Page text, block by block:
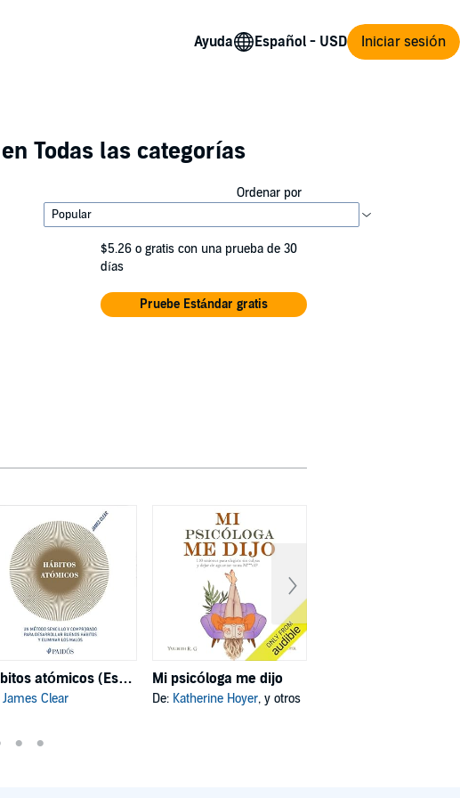
Ayuda Iniciar sesión
en Todas las categorías
Ordenar por
$5.26 o gratis con una prueba de 30
días
Pruebe Estándar gratis
Hábitos atómicos (Español neutro)
James Clear
Mi psicóloga me dijo
De: Katherine Hoyer, y otros